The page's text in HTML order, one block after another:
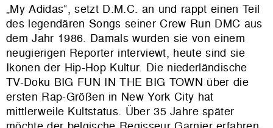
„My Adidas“, setzt D.M.C. an und rappt einen Teil
des legendären Songs seiner Crew Run DMC aus
dem Jahr 1986. Damals wurden sie von einem
neugierigen Reporter interviewt, heute sind sie
Ikonen der Hip-Hop Kultur. Die niederländische
TV-Doku BIG FUN IN THE BIG TOWN über die
ersten Rap-Größen in New York City hat
mittlerweile Kultstatus. Über 35 Jahre später